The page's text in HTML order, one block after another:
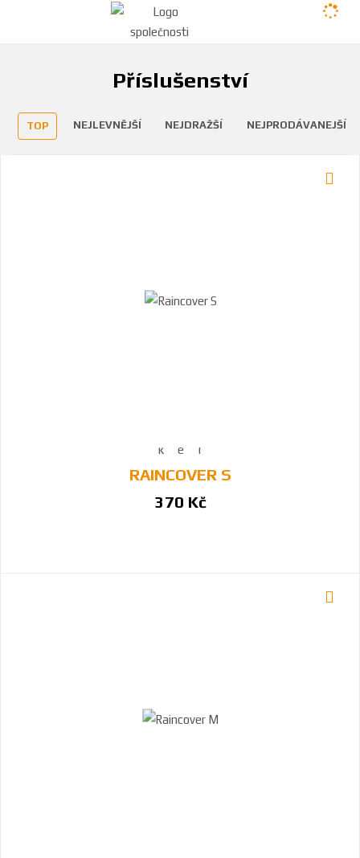
Příslušenství
TOP NEJLEVNĚJŠÍ NEJDRAŽŠÍ NEJPRODÁVANEJŠÍ
RAINCOVER S
370 Kč